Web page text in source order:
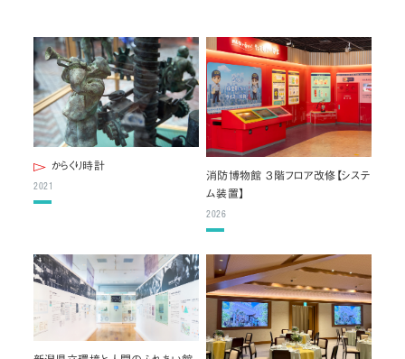
沿革
拠点
乃村工藝社グループ
採用
パートナー
お問い合わせ
プライバシーポリシー
ご利用規約・免責事項
サイトマップ
内部通報窓口
© NOMURA medias Co.,Ltd. All rights reserved.
からくり時計
2021
消防博物館 3階フロア改修【システ
ム装置】
2026